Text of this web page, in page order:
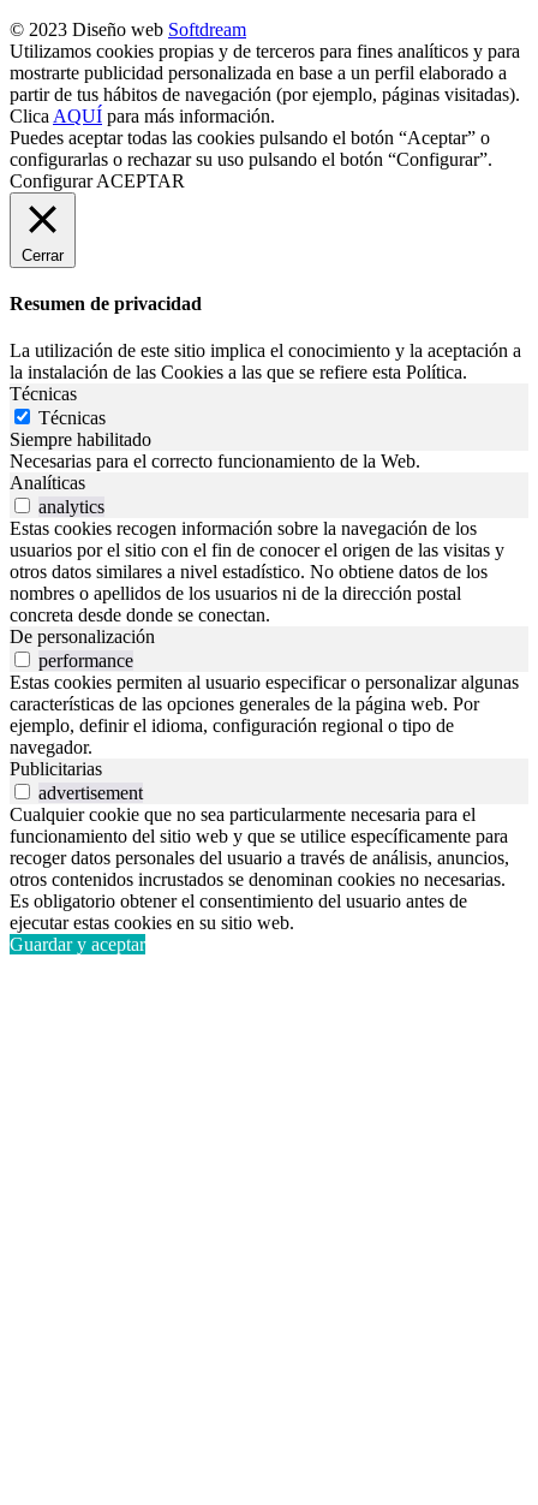
© 2023 Diseño web Softdream
Utilizamos cookies propias y de terceros para fines analíticos y para
mostrarte publicidad personalizada en base a un perfil elaborado a
partir de tus hábitos de navegación (por ejemplo, páginas visitadas).
Clica AQUÍ para más información.
Puedes aceptar todas las cookies pulsando el botón “Aceptar” o
configurarlas o rechazar su uso pulsando el botón “Configurar”.
Configurar ACEPTAR
Cerrar
Resumen de privacidad
La utilización de este sitio implica el conocimiento y la aceptación a
la instalación de las Cookies a las que se refiere esta Política.
Técnicas
Técnicas
Siempre habilitado
Necesarias para el correcto funcionamiento de la Web.
Analíticas
analytics
Estas cookies recogen información sobre la navegación de los
usuarios por el sitio con el fin de conocer el origen de las visitas y
otros datos similares a nivel estadístico. No obtiene datos de los
nombres o apellidos de los usuarios ni de la dirección postal
concreta desde donde se conectan.
De personalización
performance
Estas cookies permiten al usuario especificar o personalizar algunas
características de las opciones generales de la página web. Por
ejemplo, definir el idioma, configuración regional o tipo de
navegador.
Publicitarias
advertisement
Cualquier cookie que no sea particularmente necesaria para el
funcionamiento del sitio web y que se utilice específicamente para
recoger datos personales del usuario a través de análisis, anuncios,
otros contenidos incrustados se denominan cookies no necesarias.
Es obligatorio obtener el consentimiento del usuario antes de
ejecutar estas cookies en su sitio web.
Guardar y aceptar